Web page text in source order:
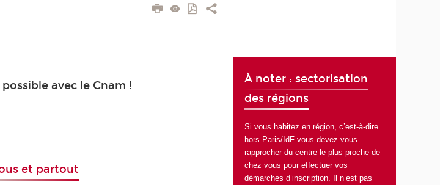
avec le Cnam !
et partout
À noter : sectorisation
des régions
Si vous habitez en région, c’est-à-dire
hors Paris/IdF vous devez vous
rapprocher du centre le plus proche de
chez vous pour effectuer vos
démarches d’inscription. Il n’est pas